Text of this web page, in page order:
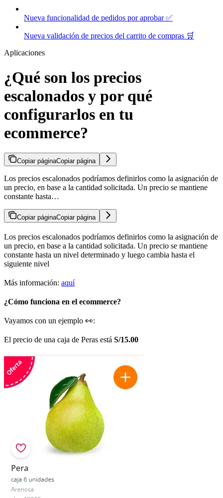
Nueva funcionalidad de pedidos por aprobar ✅
Nueva validación de precios del carrito de compras 🛒
Aplicaciones
¿Qué son los precios
escalonados y por qué
configurarlos en tu
ecommerce?
Copiar páginaCopiar página
Los precios escalonados podríamos definirlos como la asignación de
un precio, en base a la cantidad solicitada. Un precio se mantiene
constante hasta…
Copiar páginaCopiar página
Los precios escalonados podríamos definirlos como la asignación de
un precio, en base a la cantidad solicitada. Un precio se mantiene
constante hasta un nivel determinado y luego cambia hasta el
siguiente nivel
Más información: aquí
¿Cómo funciona en el ecommerce?
Vayamos con un ejemplo 👀:
El precio de una caja de Peras está S/15.00